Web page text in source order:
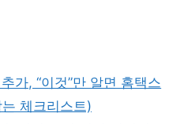
가, “이것”만 알면 홈택스
체크리스트)